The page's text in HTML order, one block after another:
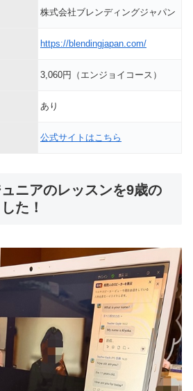
株式会社ブレンディングジャパン
https://blendingjapan.com/
3,060円（エンジョイコース）
あり
公式サイトはこちら
ニアのレッスンを9歳の
た！